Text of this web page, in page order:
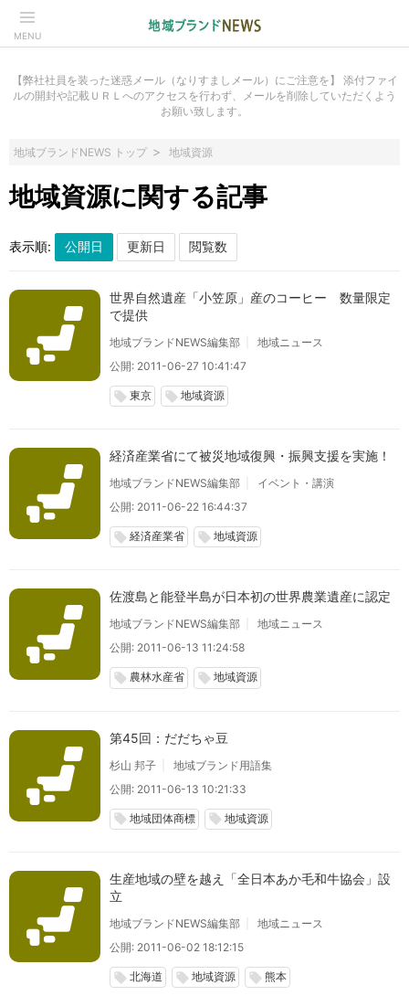
MENU
【弊社社員を装った迷惑メール（なりすましメール）にご注意を】 添付ファイ
ルの開封や記載ＵＲＬへのアクセスを行わず、メールを削除していただくよう
お願い致します。
地域ブランドNEWS トップ 地域資源
地域資源に関する記事
表示順:
世界自然遺産「小笠原」産のコーヒー 数量限定
で提供
地域ブランドNEWS編集部
地域ニュース
公開: 2011-06-27 10:41:47
local_offer 東京 local_offer 地域資源
経済産業省にて被災地域復興・振興支援を実施！
地域ブランドNEWS編集部
イベント・講演
公開: 2011-06-22 16:44:37
local_offer 経済産業省 local_offer 地域資源
佐渡島と能登半島が日本初の世界農業遺産に認定
地域ブランドNEWS編集部
地域ニュース
公開: 2011-06-13 11:24:58
local_offer 農林水産省 local_offer 地域資源
第45回：だだちゃ豆
杉山 邦子
地域ブランド用語集
公開: 2011-06-13 10:21:33
local_offer 地域団体商標 local_offer 地域資源
生産地域の壁を越え「全日本あか毛和牛協会」設
立
地域ブランドNEWS編集部
地域ニュース
公開: 2011-06-02 18:12:15
local_offer 北海道 local_offer 地域資源 local_offer 熊本